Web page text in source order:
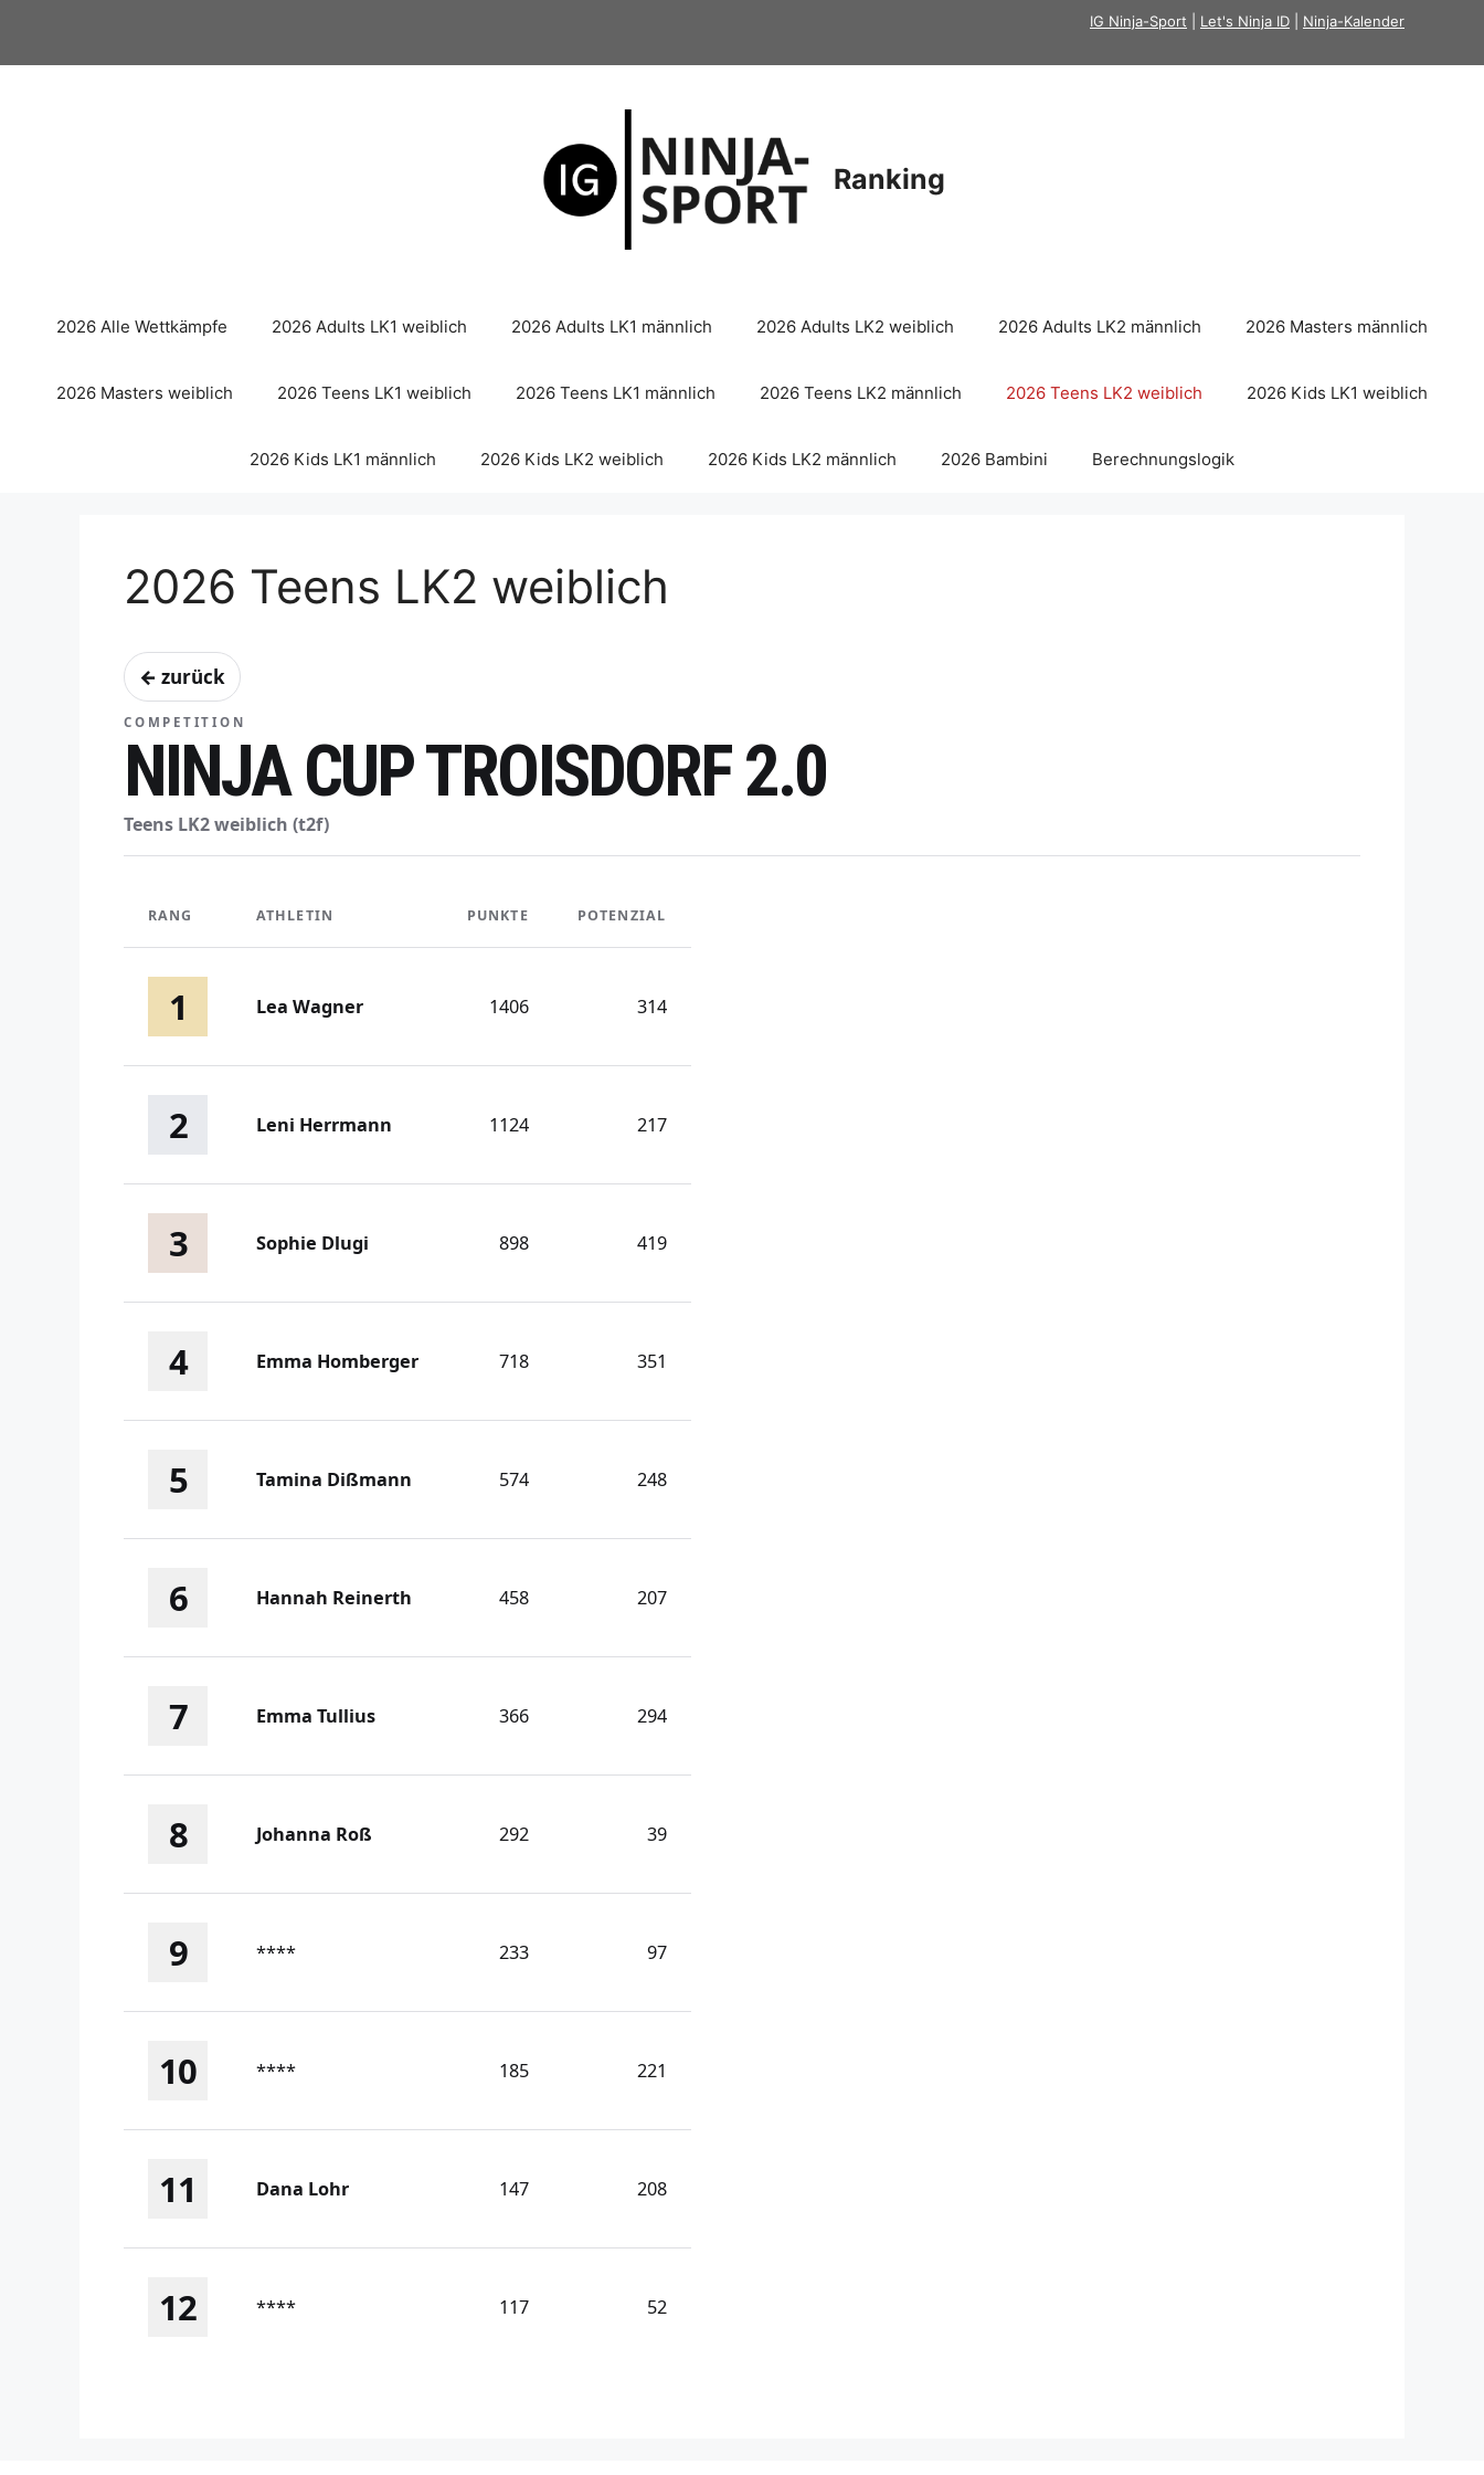
springen
IG Ninja-Sport Let's Ninja ID Ninja-Kalender
Ranking
2026 Alle Wettkämpfe 2026 Adults LK1 weiblich 2026 Adults LK1 männlich 2026 Adults LK2 weiblich 2026 Adults LK2 männlich 2026 Masters männlich
2026 Masters weiblich 2026 Teens LK1 weiblich 2026 Teens LK1 männlich 2026 Teens LK2 männlich 2026 Teens LK2 weiblich 2026 Kids LK1 weiblich
2026 Kids LK1 männlich 2026 Kids LK2 weiblich 2026 Kids LK2 männlich 2026 Bambini Berechnungslogik
2026 Teens LK2 weiblich
← zurück
COMPETITION
NINJA CUP TROISDORF 2.0
Teens LK2 weiblich (t2f)
RANG ATHLETIN PUNKTE POTENZIAL
1 Lea Wagner 1406 314
2 Leni Herrmann 1124 217
3 Sophie Dlugi 898 419
4 Emma Homberger 718 351
5 Tamina Dißmann 574 248
6 Hannah Reinerth 458 207
7 Emma Tullius 366 294
8 Johanna Roß 292 39
9 **** 233 97
10 **** 185 221
11 Dana Lohr 147 208
12 **** 117 52